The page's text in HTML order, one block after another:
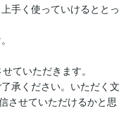
手く使っていけるととっ
ていただきます。
承ください。いただく文
させていただけるかと思